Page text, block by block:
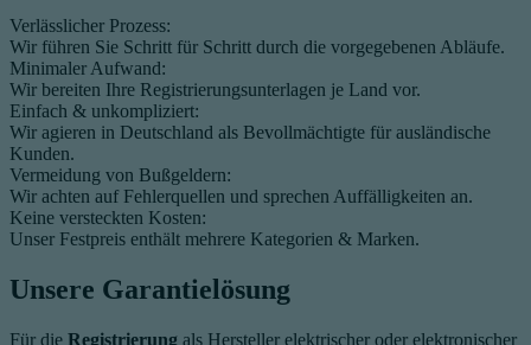
Verlässlicher Prozess:
Wir führen Sie Schritt für Schritt durch die vorgegebenen Abläufe.
Minimaler Aufwand:
Wir bereiten Ihre Registrierungsunterlagen je Land vor.
Einfach & unkompliziert:
Wir agieren in Deutschland als Bevollmächtigte für ausländische
Kunden.
Vermeidung von Bußgeldern:
Wir achten auf Fehlerquellen und sprechen Auffälligkeiten an.
Keine versteckten Kosten:
Unser Festpreis enthält mehrere Kategorien & Marken.
Unsere Garantielösung
Für die Registrierung als Hersteller elektrischer oder elektronischer